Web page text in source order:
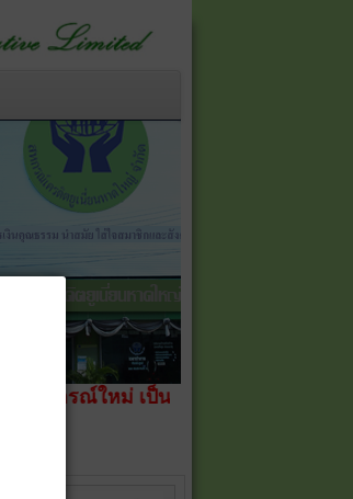
ใหม่ เป็นสหกรณ์เครดิตยูเนี่ยนหาดใหญ่